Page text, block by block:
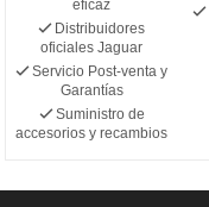
eficaz
Distribuidores
oficiales Jaguar
Servicio Post-venta y
Garantías
Suministro de
accesorios y recambios